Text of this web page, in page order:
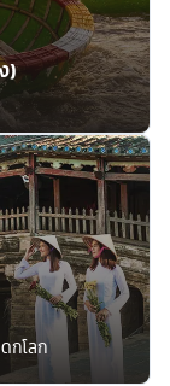
)
กโลก